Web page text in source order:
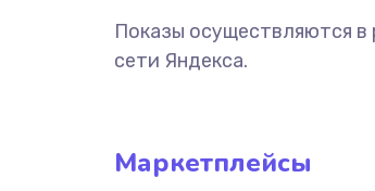
Показы осуществляются в
сети Яндекса.
Маркетплейсы